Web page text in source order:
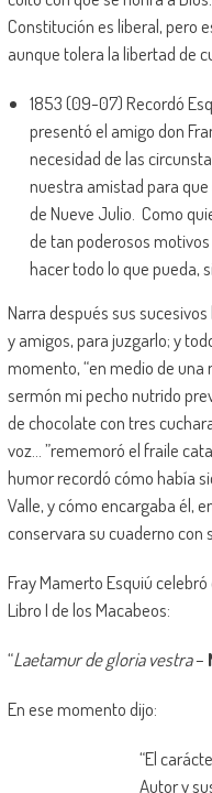
Constitución es liberal, pero
aunque tolera la libertad de
1853 (09-07) Recordó
presentó el amigo don
necesidad de las
nuestra amistad para
de Nueve Julio. Como
de tan poderosos
hacer todo lo que pueda,
Narra después sus
y amigos, para juzgarlo; y
momento, “en medio de
sermón mi pecho nutrido
de chocolate con tres
voz… ”rememoró el fraile
humor recordó cómo había
Valle, y cómo encargaba él,
conservara su cuaderno con
Fray Mamerto Esquiú
Libro I de los Macabeos:
“Laetamur de gloria vestra–
En ese momento dijo:
“El
Autor y